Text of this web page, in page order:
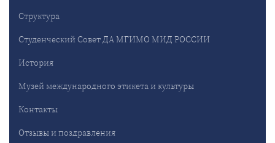
Структура
Студенческий Совет ДА МГИМО МИД РОССИИ
История
Музей международного этикета и культуры
Контакты
Отзывы и поздравления